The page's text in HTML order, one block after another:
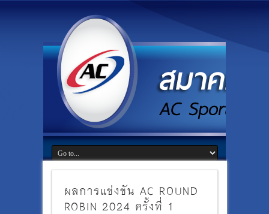
ผลการแข่งขัน AC ROUND
ROBIN 2024 ครั้งที่ 1